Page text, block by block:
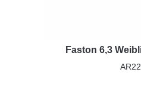
Faston 6,3